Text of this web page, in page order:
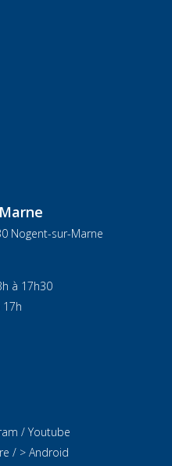
Nogent-sur-Marne
à 17h30
/ Youtube
/ > Android